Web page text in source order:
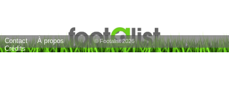
Youssouf Fofana MC 27
Contact
À propos
Crédits
© Footalist 2026